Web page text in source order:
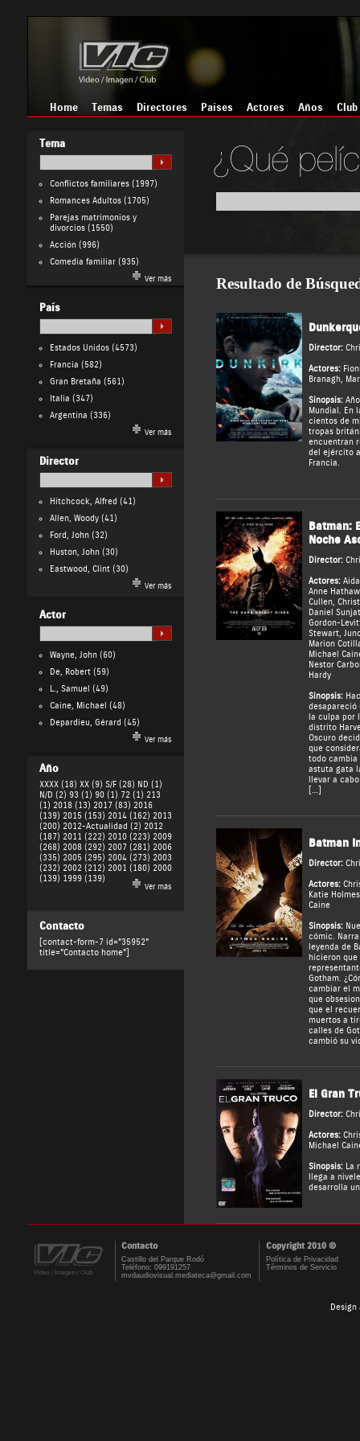
Home Temas Directores Países Actores Años Club
Tema
Conflictos familiares(1997)
Romances Adultos(1705)
Parejas matrimonios y
divorcios(1550)
Acción(996)
Comedia familiar(935)
Ver más
País
Estados Unidos(4573)
Francia (582)
Gran Bretaña (561)
Italia (347)
Argentina (336)
Ver más
Director
Hitchcock, Alfred (41)
Allen, Woody(41)
Ford, John(32)
Huston, John(30)
Eastwood, Clint(30)
Ver más
Actor
Wayne, John(60)
De, Robert(59)
L., Samuel (49)
Caine, Michael (48)
Depardieu, Gérard (45)
Ver más
Año
XXXX (18) XX (9) S/F (28) ND (1)
N/D (2) 93 (1) 90 (1) 72 (1) 213
(1) 2018 (13) 2017 (83) 2016
(139) 2015 (153) 2014 (162) 2013
(200) 2012-Actualidad (2) 2012
(187) 2011 (222) 2010 (223) 2009
(268) 2008 (292) 2007 (281) 2006
(335) 2005 (295) 2004 (273) 2003
(232) 2002 (212) 2001 (180) 2000
(139) 1999 (139)
Ver más
Contacto
[contact-form-7 id="35952"
title="Contacto home"]
Resultado de
Director:
Actores:
Branagh,
Sinopsis:Año
Mundial. En
cientos de
tropas
encuentran
del ejército
Francia.
Batman:
Noche
Director:
Actores:
Anne
Cullen,
Daniel
Gordon-
Stewart,
Marion
Michael
Nestor
Hardy
Sinopsis:
desapareció
la culpa por
distrito
Oscuro
que
todo cambia
astuta gata
llevar a
[…]
Batman
Director:
Actores:
Katie Holmes
Caine
Sinopsis:
cómic.
leyenda de
hicieron
Gotham.
cambiar el
que
que el
muertos a
calles de
cambió su
El Gran
Director:
Actores:
Michael
Sinopsis:La
llega a
desarrolla
Contacto Copyright 2010 ©
Castillo del Parque Rodó
Teléfono: 099191257
mvdaudiovisual.mediateca@gmail.com
Política de Privacidad
Términos de Servicio